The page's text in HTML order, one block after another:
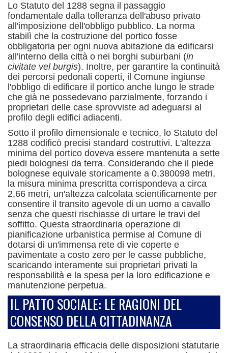
Lo Statuto del 1288 segna il passaggio
fondamentale dalla tolleranza dell'abuso privato
all'imposizione dell'obbligo pubblico. La norma
stabilì che la costruzione del portico fosse
obbligatoria per ogni nuova abitazione da edificarsi
all'interno della città o nei borghi suburbani (in
civitate vel burgis). Inoltre, per garantire la continuità
dei percorsi pedonali coperti, il Comune ingiunse
l'obbligo di edificare il portico anche lungo le strade
che già ne possedevano parzialmente, forzando i
proprietari delle case sprovviste ad adeguarsi al
profilo degli edifici adiacenti.
Sotto il profilo dimensionale e tecnico, lo Statuto del
1288 codificò precisi standard costruttivi. L'altezza
minima del portico doveva essere mantenuta a sette
piedi bolognesi da terra. Considerando che il piede
bolognese equivale storicamente a 0,380098 metri,
la misura minima prescritta corrispondeva a circa
2,66 metri, un'altezza calcolata scientificamente per
consentire il transito agevole di un uomo a cavallo
senza che questi rischiasse di urtare le travi del
soffitto. Questa straordinaria operazione di
pianificazione urbanistica permise al Comune di
dotarsi di un'immensa rete di vie coperte e
pavimentate a costo zero per le casse pubbliche,
scaricando interamente sui proprietari privati la
responsabilità e la spesa per la loro edificazione e
manutenzione perpetua.
IL PATTO SOCIALE: LE RAGIONI DEL
CONSENSO DELLA CITTADINANZA
La straordinaria efficacia delle disposizioni statutarie